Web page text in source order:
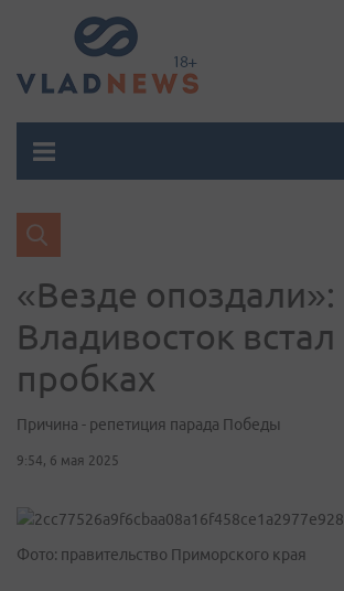
«Везде опоздали»:
Владивосток встал
пробках
Причина - репетиция парада Победы
9:54, 6 мая 2025
Фото: правительство Приморского края